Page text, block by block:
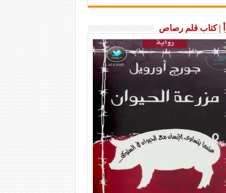
| كتاب قلم رصاص